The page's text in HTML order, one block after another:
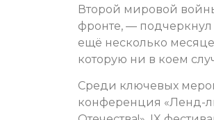
Второй мировой
фронте, — подчеркнул
ещё несколько
которую ни в коем
Среди ключевых
конференция «Ленд-